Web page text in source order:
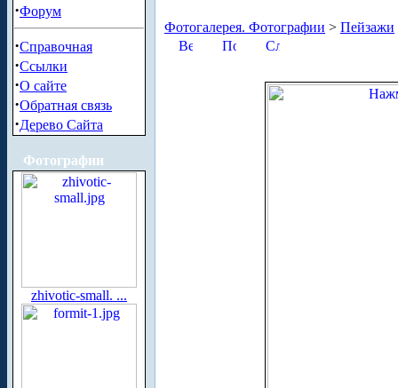
·Форум
·Справочная
·Ссылки
·О сайте
·Обратная связь
·Дерево Сайта
Фотографии
zhivotic-small. ...
Фотогалерея. Фотографии > Пейзажи